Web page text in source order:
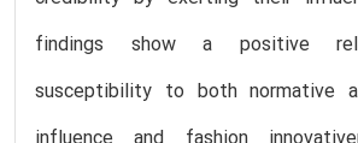
findings show a positive
susceptibility to both normative